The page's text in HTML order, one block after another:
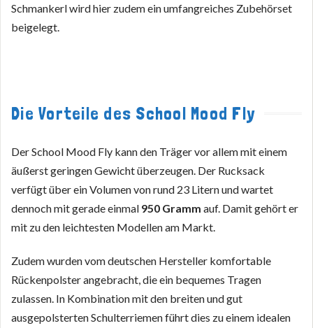
Schmankerl wird hier zudem ein umfangreiches Zubehörset
beigelegt.
Die Vorteile des School Mood Fly
Der School Mood Fly kann den Träger vor allem mit einem
äußerst geringen Gewicht überzeugen. Der Rucksack
verfügt über ein Volumen von rund 23 Litern und wartet
dennoch mit gerade einmal 950 Gramm auf. Damit gehört er
mit zu den leichtesten Modellen am Markt.
Zudem wurden vom deutschen Hersteller komfortable
Rückenpolster angebracht, die ein bequemes Tragen
zulassen. In Kombination mit den breiten und gut
ausgepolsterten Schulterriemen führt dies zu einem idealen